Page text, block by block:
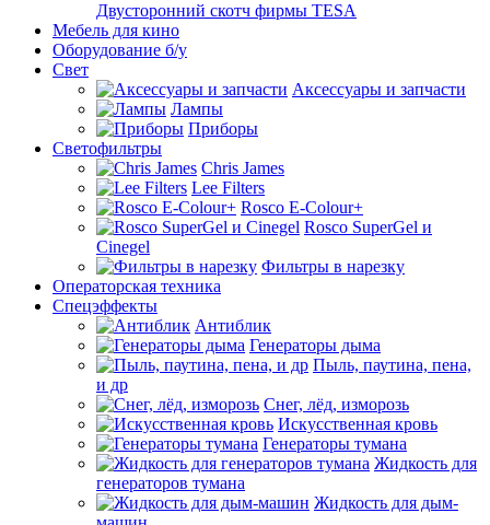
Двусторонний скотч фирмы TESA
Мебель для кино
Оборудование б/у
Свет
Аксессуары и запчасти
Лампы
Приборы
Светофильтры
Chris James
Lee Filters
Rosco E-Colour+
Rosco SuperGel и
Cinegel
Фильтры в нарезку
Операторская техника
Спецэффекты
Антиблик
Генераторы дыма
Пыль, паутина, пена,
и др
Снег, лёд, изморозь
Искусственная кровь
Генераторы тумана
Жидкость для
генераторов тумана
Жидкость для дым-